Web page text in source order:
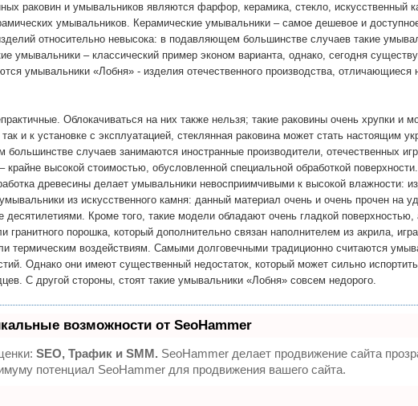
раковин и умывальников являются фарфор, керамика, стекло,
умывальников. Керамические умывальники – самое дешевое и
относительно невысока: в подавляющем большинстве случаев такие
умывальники – классический пример эконом варианта, однако, сегодня
умывальники «Лобня» - изделия отечественного производства,
Облокачиваться на них также нельзя; такие раковины очень хрупки и
и к установке с эксплуатацией, стеклянная раковина может стать
случаев занимаются иностранные производители, отечественных
высокой стоимостью, обусловленной специальной обработкой
древесины делает умывальники невосприимчивыми к высокой влажности:
из искусственного камня: данный материал очень и очень прочен на
Кроме того, такие модели обладают очень гладкой
гранитного порошка, который дополнительно связан наполнителем из акрила,
термическим воздействиям. Самыми долговечными традиционно считаются
Однако они имеют существенный недостаток, который может сильно
С другой стороны, стоят такие умывальники «Лобня» совсем недорого.
возможности от SeoHammer
SEO, Трафик и SMM. SeoHammer делает продвижение сайта
потенциал SeoHammer для продвижения вашего сайта.